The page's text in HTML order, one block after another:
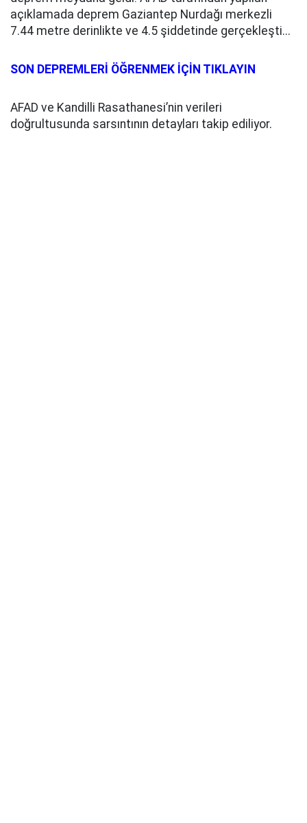
açıklamada deprem Gaziantep Nurdağı merkezli
7.44 metre derinlikte ve 4.5 şiddetinde gerçekleşti...
SON DEPREMLERİ ÖĞRENMEK İÇİN TIKLAYIN
AFAD ve Kandilli Rasathanesi’nin verileri
doğrultusunda sarsıntının detayları takip ediliyor.